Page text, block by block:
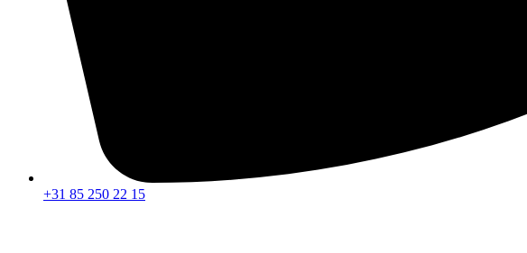
+31 85 250 22 15